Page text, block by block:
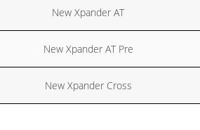
New Xpander AT
New Xpander AT Pre
New Xpander Cross